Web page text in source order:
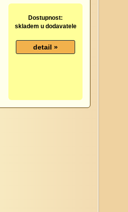
Dostupnost:
skladem u dodavatele